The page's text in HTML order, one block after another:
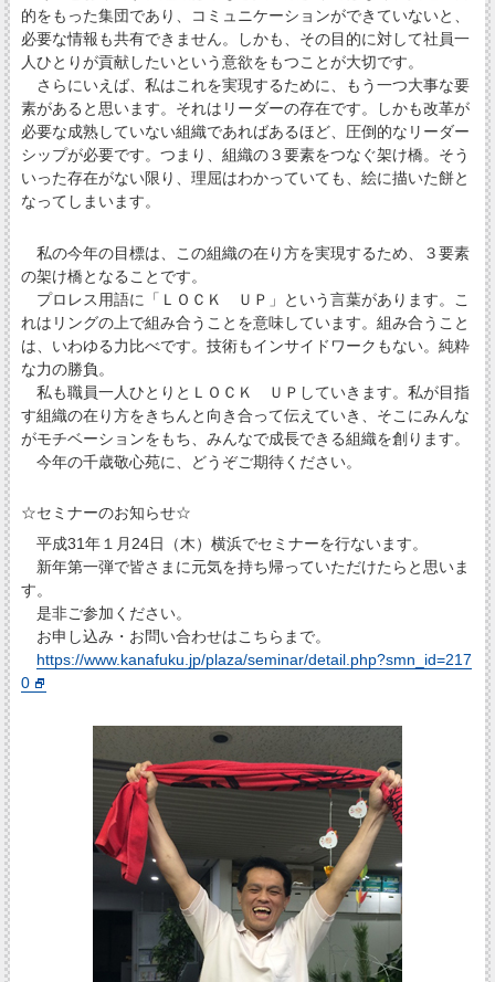
的をもった集団であり、コミュニケーションができていないと、
必要な情報も共有できません。しかも、その目的に対して社員一
人ひとりが貢献したいという意欲をもつことが大切です。
さらにいえば、私はこれを実現するために、もう一つ大事な要
素があると思います。それはリーダーの存在です。しかも改革が
必要な成熟していない組織であればあるほど、圧倒的なリーダー
シップが必要です。つまり、組織の３要素をつなぐ架け橋。そう
いった存在がない限り、理屈はわかっていても、絵に描いた餅と
なってしまいます。
私の今年の目標は、この組織の在り方を実現するため、３要素
の架け橋となることです。
プロレス用語に「ＬＯＣＫ ＵＰ」という言葉があります。こ
れはリングの上で組み合うことを意味しています。組み合うこと
は、いわゆる力比べです。技術もインサイドワークもない。純粋
な力の勝負。
私も職員一人ひとりとＬＯＣＫ ＵＰしていきます。私が目指
す組織の在り方をきちんと向き合って伝えていき、そこにみんな
がモチベーションをもち、みんなで成長できる組織を創ります。
今年の千歳敬心苑に、どうぞご期待ください。
☆セミナーのお知らせ☆
平成31年１月24日（木）横浜でセミナーを行ないます。
新年第一弾で皆さまに元気を持ち帰っていただけたらと思いま
す。
是非ご参加ください。
お申し込み・お問い合わせはこちらまで。
https://www.kanafuku.jp/plaza/seminar/detail.php?smn_id=217
0